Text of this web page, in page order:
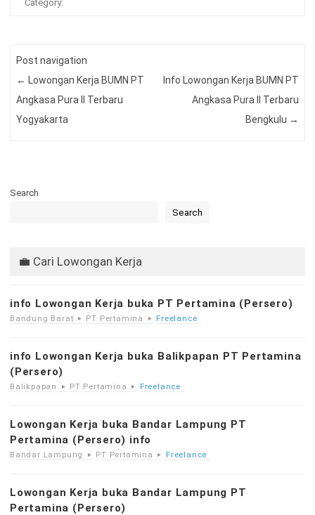
Category:
Post navigation
← Lowongan Kerja BUMN PT
Angkasa Pura II Terbaru
Yogyakarta
Info Lowongan Kerja BUMN PT
Angkasa Pura II Terbaru
Bengkulu →
Search
Search
💼 Cari Lowongan Kerja
info Lowongan Kerja buka PT Pertamina (Persero)
Bandung Barat PT Pertamina Freelance
info Lowongan Kerja buka Balikpapan PT Pertamina
(Persero)
Balikpapan PT Pertamina Freelance
Lowongan Kerja buka Bandar Lampung PT
Pertamina (Persero) info
Bandar Lampung PT Pertamina Freelance
Lowongan Kerja buka Bandar Lampung PT
Pertamina (Persero)